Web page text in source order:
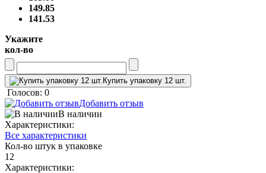
149.85
141.53
Укажите
кол-во
Купить упаковку 12 шт.
Голосов: 0
Добавить отзыв
В наличии
Характеристики:
Все характеристики
Кол-во штук в упаковке
12
Характеристики: